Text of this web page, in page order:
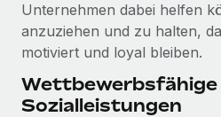
Unternehmen dabei helfen
anzuziehen und zu halten,
motiviert und loyal bleiben.
Sozialleistungen